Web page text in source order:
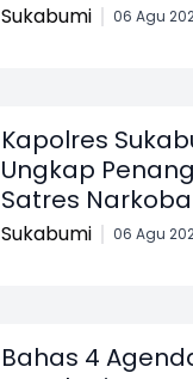
Sukabumi 06 Agu
Kapolres
Ungkap
Satres Narkoba
Sukabumi 06 Agu
Bahas 4